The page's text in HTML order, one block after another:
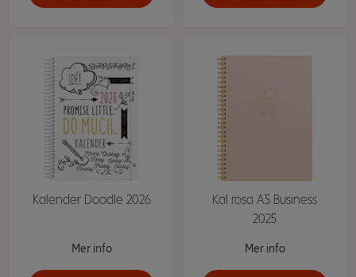
Kalender Doodle 2026
Mer info
Kal rosa A5 Business
2025
Mer info